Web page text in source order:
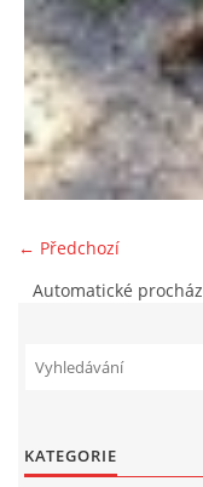
← Předchozí
Automatické
KATEGORIE